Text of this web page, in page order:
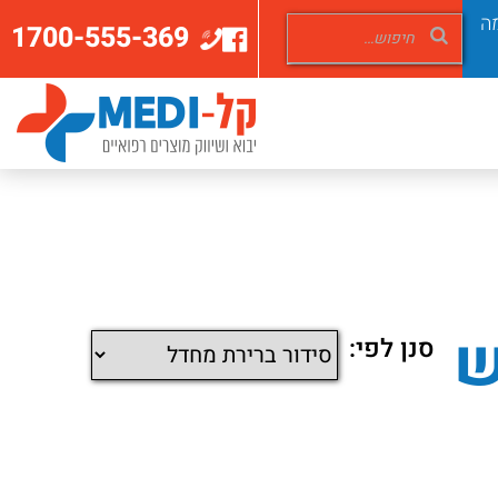
1700-555-369
סנן לפי: